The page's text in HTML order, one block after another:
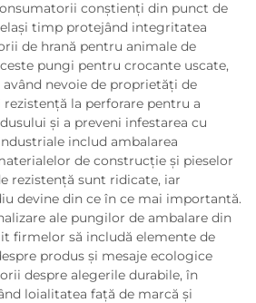
conștienți din punct de
timp protejând integritatea
de hrană pentru animale de
pungi pentru crocante uscate,
nevoie de proprietăți de
la perforare pentru a
și a preveni infestarea cu
includ ambalarea
de construcție și pieselor
rezistență sunt ridicate, iar
devine din ce în ce mai importantă.
ale pungilor de ambalare din
firmelor să includă elemente de
produs și mesaje ecologice
despre alegerile durabile, în
loialitatea față de marcă și